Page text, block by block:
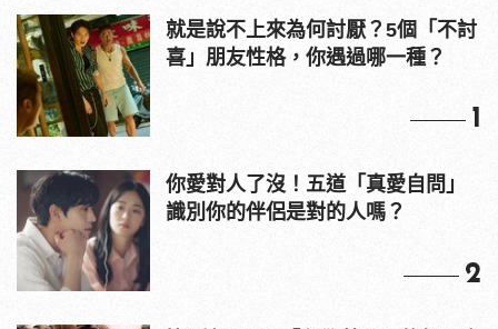
就是說不上來為何討厭？5個「不討
喜」朋友性格，你遇過哪一種？
1
你愛對人了沒！五道「真愛自問」
識別你的伴侶是對的人嗎？
2